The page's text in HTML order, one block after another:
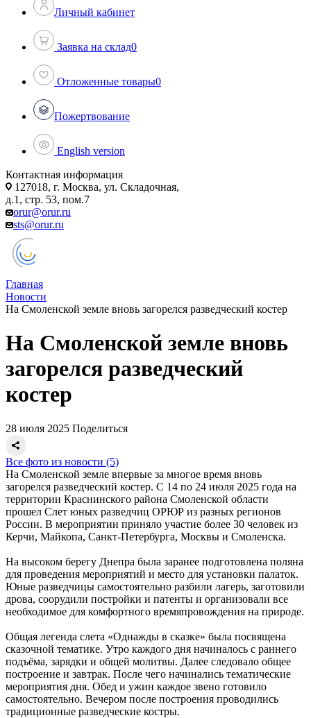
Личный кабинет
Заявка на склад0
Отложенные товары0
Пожертвование
English version
Контактная информация
127018, г. Москва, ул. Складочная,
д.1, стр. 53, пом.7
orur@orur.ru
sts@orur.ru
Главная
Новости
На Смоленской земле вновь загорелся разведческий костер
На Смоленской земле вновь
загорелся разведческий
костер
28 июля 2025 Поделиться
Все фото из новости (5)
На Смоленской земле впервые за многое время вновь
загорелся разведческий костер. С 14 по 24 июля 2025 года на
территории Краснинского района Смоленской области
прошел Слет юных разведчиц ОРЮР из разных регионов
России. В мероприятии приняло участие более 30 человек из
Керчи, Майкопа, Санкт-Петербурга, Москвы и Смоленска.
На высоком берегу Днепра была заранее подготовлена поляна
для проведения мероприятий и место для установки палаток.
Юные разведчицы самостоятельно разбили лагерь, заготовили
дрова, соорудили постройки и патенты и организовали все
необходимое для комфортного времяпровождения на природе.
Общая легенда слета «Однажды в сказке» была посвящена
сказочной тематике. Утро каждого дня начиналось с раннего
подъёма, зарядки и общей молитвы. Далее следовало общее
построение и завтрак. После чего начинались тематические
мероприятия дня. Обед и ужин каждое звено готовило
самостоятельно. Вечером после построения проводились
традиционные разведческие костры.